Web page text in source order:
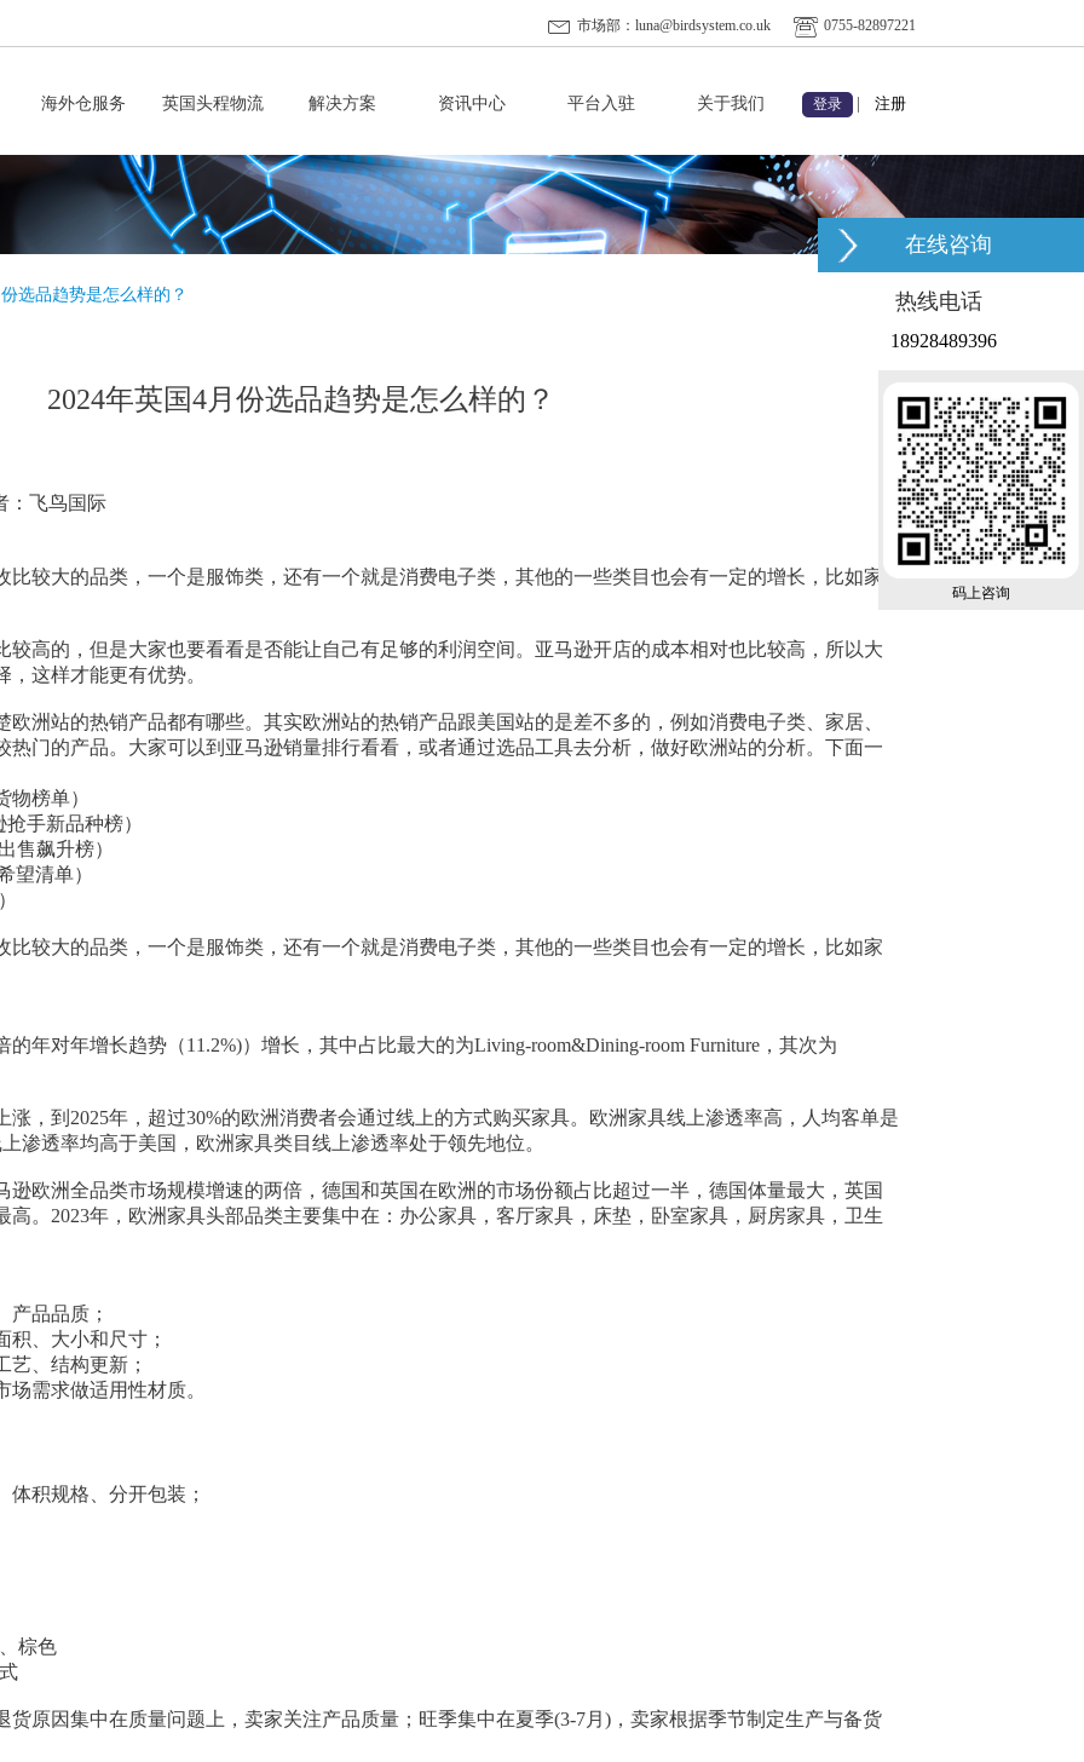
市场部：luna@birdsystem.co.uk 0755-82897221
海外仓服务 英国头程物流 解决方案 资讯中心 平台入驻 关于我们 登录 注册
选品趋势是怎么样的？
2024年英国4月份选品趋势是怎么样的？
：飞鸟国际
比较大的品类，一个是服饰类，还有一个就是消费电子类，其他的一些类目也会有一定的增长，比如家
较高的，但是大家也要看看是否能让自己有足够的利润空间。亚马逊开店的成本相对也比较高，所以大
这样才能更有优势。
洲站的热销产品都有哪些。其实欧洲站的热销产品跟美国站的是差不多的，例如消费电子类、家居、
热门的产品。大家可以到亚马逊销量排行看看，或者通过选品工具去分析，做好欧洲站的分析。下面一
物榜单）
抢手新品种榜）
售飙升榜）
望清单）
比较大的品类，一个是服饰类，还有一个就是消费电子类，其他的一些类目也会有一定的增长，比如家
年对年增长趋势（11.2%)）增长，其中占比最大的为Living-room&Dining-room Furniture，其次为
涨，到2025年，超过30%的欧洲消费者会通过线上的方式购买家具。欧洲家具线上渗透率高，人均客单是
渗透率均高于美国，欧洲家具类目线上渗透率处于领先地位。
逊欧洲全品类市场规模增速的两倍，德国和英国在欧洲的市场份额占比超过一半，德国体量最大，英国
高。2023年，欧洲家具头部品类主要集中在：办公家具，客厅家具，床垫，卧室家具，厨房家具，卫生
产品品质；
、大小和尺寸；
、结构更新；
需求做适用性材质。
积规格、分开包装；
棕色
货原因集中在质量问题上，卖家关注产品质量；旺季集中在夏季(3-7月)，卖家根据季节制定生产与备货
在线咨询
热线电话
18928489396
码上咨询